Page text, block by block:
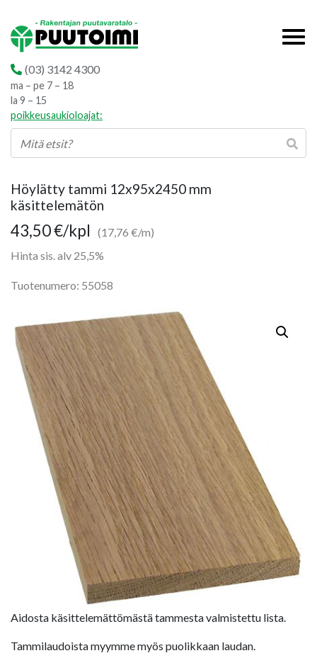
(03) 3142 4300
ma – pe 7 – 18
la 9 – 15
poikkeusaukioloajat:
Höylätty tammi 12x95x2450 mm
käsittelemätön
43,50€/kpl
(17,76 €/m)
Hinta sis. alv 25,5%
Tuotenumero: 55058
Aidosta käsittelemättömästä tammesta valmistettu lista.
Tammilaudoista myymme myös puolikkaan laudan.